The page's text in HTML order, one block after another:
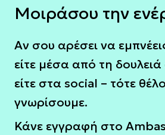
Μοιράσου την
Αν σου αρέσει να
είτε μέσα από τη
είτε στα social – τότε
γνωρίσουμε.
Κάνε εγγραφή στο